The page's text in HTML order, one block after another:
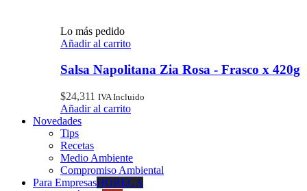
Lo más pedido
Añadir al carrito
Salsa Napolitana Zia Rosa - Frasco x 420g
$24,311 IVA Incluido
Añadir al carrito
Novedades
Tips
Recetas
Medio Ambiente
Compromiso Ambiental
Para EmpresasHORECA